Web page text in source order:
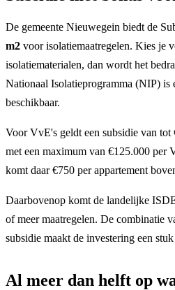
De gemeente Nieuwegein biedt de
m2 voor isolatiemaatregelen. Kies je
isolatiematerialen, dan wordt het
Nationaal Isolatieprogramma (NIP) is
beschikbaar.
Voor VvE's geldt een subsidie van tot
met een maximum van €125.000 per
komt daar €750 per appartement
Daarbovenop komt de landelijke
of meer maatregelen. De combinatie
subsidie maakt de investering een
Al meer dan helft op